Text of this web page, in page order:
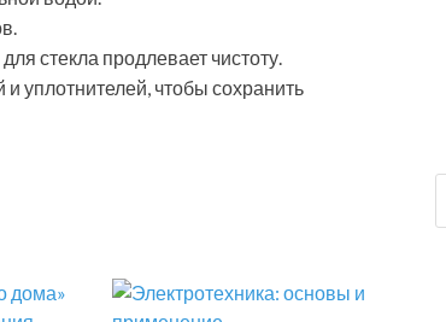
стекла продлевает чистоту.
уплотнителей, чтобы сохранить